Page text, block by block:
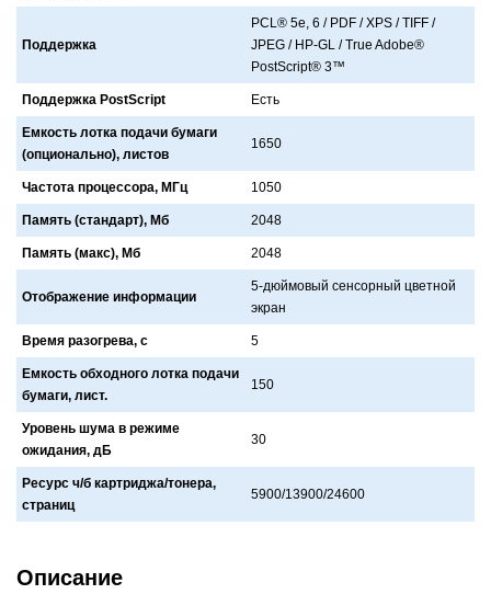
Поддержка
PCL® 5e, 6 / PDF / XPS / TIFF /
JPEG / HP-GL / True Adobe®
PostScript® 3™
Поддержка PostScript Есть
Емкость лотка подачи бумаги
(опционально), листов
1650
Частота процессора, МГц 1050
Память (стандарт), Мб 2048
Память (макс), Мб 2048
Отображение информации
5-дюймовый сенсорный цветной
экрaн
Время разогрева, с 5
Емкость обходного лотка подачи
бумаги, лист.
150
Уровень шума в режиме
ожидания, дБ
30
Ресурс ч/б картриджа/тонера,
страниц
5900/13900/24600
Описание